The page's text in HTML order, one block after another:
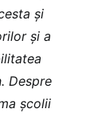
și
și a
Despre
școlii